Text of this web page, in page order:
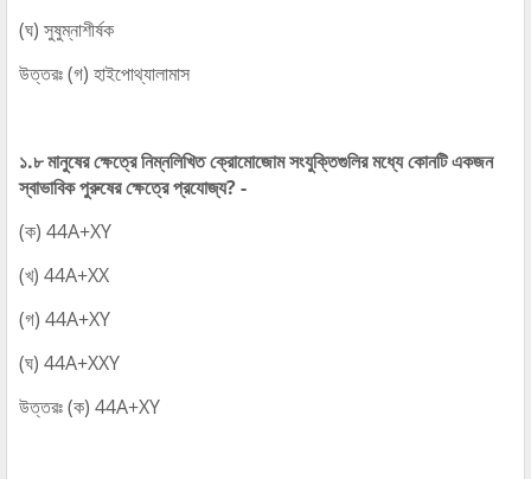
(ঘ) সুষুম্নাশীর্ষক
উত্তরঃ (গ) হাইপোথ্যালামাস
১.৮ মানুষের ক্ষেত্রে নিম্নলিখিত ক্রোমোজোম সংযুক্তিগুলির মধ্যে কোনটি একজন
স্বাভাবিক পুরুষের ক্ষেত্রে প্রযোজ্য? -
(ক) 44A+XY
(খ) 44A+XX
(গ) 44A+XY
(ঘ) 44A+XXY
উত্তরঃ (ক) 44A+XY